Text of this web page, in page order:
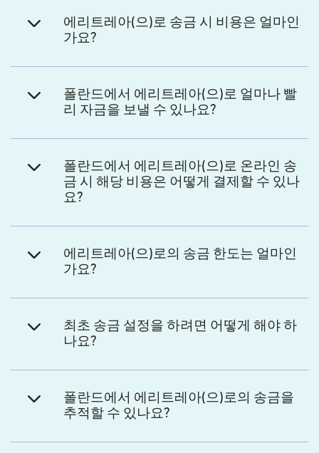
에리트레아(으)로 송금 시 비용은 얼마인
가요?
폴란드에서 에리트레아(으)로 얼마나 빨
리 자금을 보낼 수 있나요?
폴란드에서 에리트레아(으)로 온라인 송
금 시 해당 비용은 어떻게 결제할 수 있나
요?
에리트레아(으)로의 송금 한도는 얼마인
가요?
최초 송금 설정을 하려면 어떻게 해야 하
나요?
폴란드에서 에리트레아(으)로의 송금을
추적할 수 있나요?